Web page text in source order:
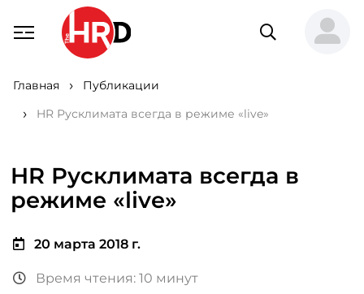
Главная
Публикации
HR Русклимата всегда в режиме «live»
HR Русклимата всегда в
режиме «live»
20 марта 2018 г.
Время чтения: 10 минут